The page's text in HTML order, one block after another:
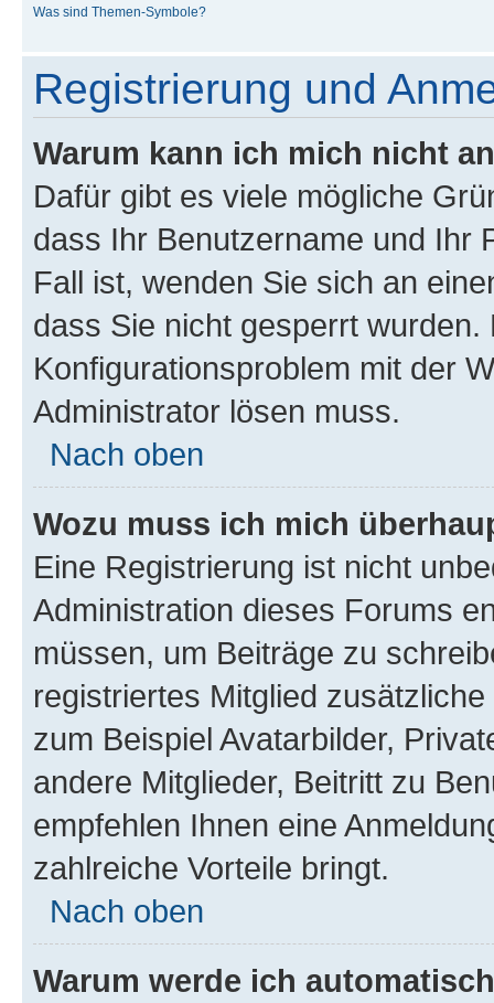
Was sind Themen-Symbole?
Registrierung und
Warum kann ich mich nicht
Dafür gibt es viele mögliche
dass Ihr Benutzername und Ihr
Fall ist, wenden Sie sich an
dass Sie nicht gesperrt
Konfigurationsproblem mit der
Administrator lösen muss.
Nach oben
Wozu muss ich mich
Eine Registrierung ist nicht
Administration dieses Forums
müssen, um Beiträge zu
registriertes Mitglied
zum Beispiel Avatarbilder,
andere Mitglieder, Beitritt zu
empfehlen Ihnen eine
zahlreiche Vorteile bringt.
Nach oben
Warum werde ich